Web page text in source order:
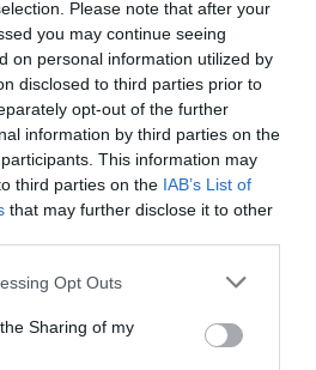
Please note that after your
you may continue seeing
on personal information utilized by
disclosed to third parties prior to
opt-out of the further
information by third parties on the
This information may
third parties on the IAB’s List of
that may further disclose it to other
app uses one or more Google
usage behaviour. You may click to
and its third-party tags to
Opt Outs
Sharing of my
II. Erzsébet Katalinnak és